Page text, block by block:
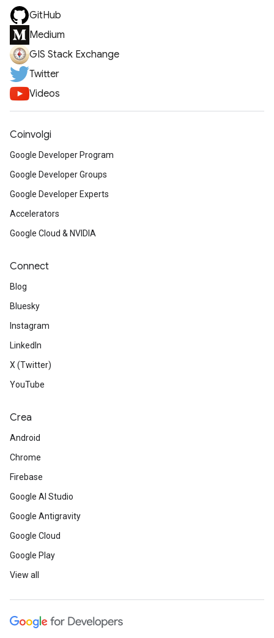
GitHub
Medium
GIS Stack Exchange
Twitter
Videos
Coinvolgi
Google Developer Program
Google Developer Groups
Google Developer Experts
Accelerators
Google Cloud & NVIDIA
Connect
Blog
Bluesky
Instagram
LinkedIn
X (Twitter)
YouTube
Crea
Android
Chrome
Firebase
Google AI Studio
Google Antigravity
Google Cloud
Google Play
View all